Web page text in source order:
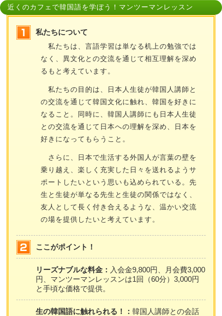
近くのカフェで韓国語を学ぼう！マンツーマンレッスン
私たちについて
私たちは、言語学習は単なる机上の勉強では
なく、異文化との交流を通じて相互理解を深め
るもと考えています。
私たちの目的は、日本人生徒が韓国人講師と
の交流を通じて韓国文化に触れ、韓国を好きに
なること。同時に、韓国人講師にも日本人生徒
との交流を通じて日本への理解を深め、日本を
好きになってもらうこと。
さらに、日本で生活する外国人が言葉の壁を
乗り越え、楽しく充実した日々を送れるようサ
ポートしたいという思いも込められている。先
生と生徒が単なる先生と生徒の関係ではなく、
友人として長く付き合えるような、温かい交流
の場を提供したいと考えています。
ここがポイント！
リーズナブルな料金： 入会金9,800円、月会費3,000
円、マンツーマンレッスンは1回（60分）3,000円
と手頃な価格で提供。
生の韓国語に触れられる！：韓国人講師との会話